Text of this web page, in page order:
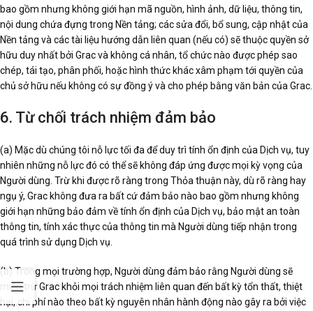
bao gồm nhưng không giới hạn mã nguồn, hình ảnh, dữ liệu, thông tin,
nội dung chứa đựng trong Nền tảng; các sửa đổi, bổ sung, cập nhật của
Nền tảng và các tài liệu hướng dẫn liên quan (nếu có) sẽ thuộc quyền sở
hữu duy nhất bởi Grac và không cá nhân, tổ chức nào được phép sao
chép, tái tạo, phân phối, hoặc hình thức khác xâm phạm tới quyền của
chủ sở hữu nếu không có sự đồng ý và cho phép bằng văn bản của Grac.
6. Từ chối trách nhiệm đảm bảo
(a) Mặc dù chúng tôi nỗ lực tối đa để duy trì tính ổn định của Dịch vụ, tuy
nhiên những nỗ lực đó có thể sẽ không đáp ứng được mọi kỳ vọng của
Người dùng. Trừ khi được rõ ràng trong Thỏa thuận này, dù rõ ràng hay
ngụ ý, Grac không đưa ra bất cứ đảm bảo nào bao gồm nhưng không
giới hạn những bảo đảm về tính ổn định của Dịch vụ, bảo mật an toàn
thông tin, tính xác thực của thông tin mà Người dùng tiếp nhận trong
quá trình sử dụng Dịch vụ.
(b) Trong mọi trường hợp, Người dùng đảm bảo rằng Người dùng sẽ
miễn trừ Grac khỏi mọi trách nhiệm liên quan đến bất kỳ tổn thất, thiệt
hại, chi phí nào theo bất kỳ nguyên nhân hành động nào gây ra bởi việc